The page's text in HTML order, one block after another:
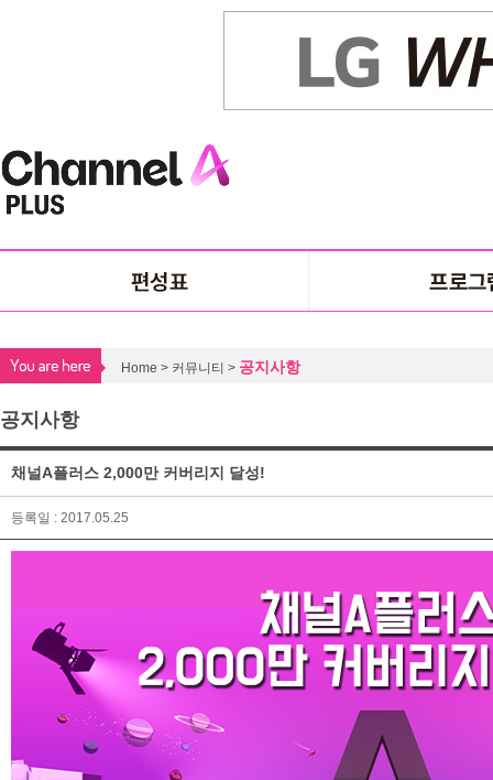
Home > 커뮤니티 > 공지사항
공지사항
채널A플러스 2,000만 커버리지 달성!
등록일 : 2017.05.25